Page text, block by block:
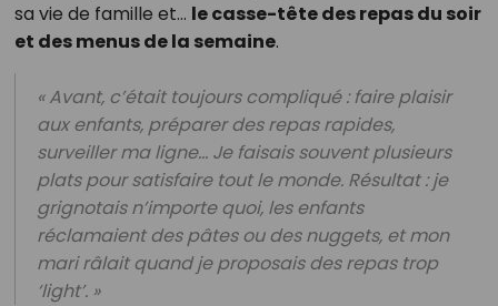
sa vie de famille et… le casse-tête des repas du soir
et des menus de la semaine.
« Avant, c’était toujours compliqué : faire plaisir
aux enfants, préparer des repas rapides,
surveiller ma ligne… Je faisais souvent plusieurs
plats pour satisfaire tout le monde. Résultat : je
grignotais n’importe quoi, les enfants
réclamaient des pâtes ou des nuggets, et mon
mari râlait quand je proposais des repas trop
‘light’. »